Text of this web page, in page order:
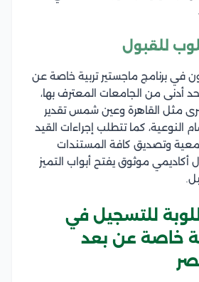
للقبول
في برنامج ماجستير تربية خاصة عن
أدنى من الجامعات المعترف بها،
مثل القاهرة وعين شمس تقدير
كما تتطلب إجراءات القيد
وتصديق كافة المستندات
أكاديمي موثوق يفتح أبواب التميز
للتسجيل في
خاصة عن بعد